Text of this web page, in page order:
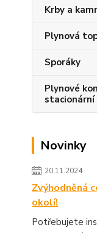
Krby a
Plynová
Sporáky
Plynové
stacionární
Novinky
20.11.2024
Zvýhodněná
okolí!
Potřebujete